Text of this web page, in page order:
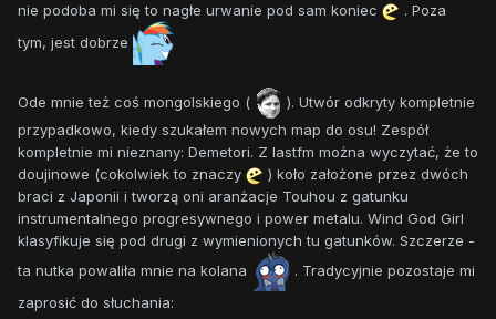
nie podoba mi się to nagłe urwanie pod sam koniec
. Poza
tym, jest dobrze
Ode mnie też coś mongolskiego (
). Utwór odkryty kompletnie
przypadkowo, kiedy szukałem nowych map do osu! Zespół
kompletnie mi nieznany: Demetori. Z lastfm można wyczytać, że to
doujinowe (cokolwiek to znaczy
) koło założone przez dwóch
braci z Japonii i tworzą oni aranżacje Touhou z gatunku
instrumentalnego progresywnego i power metalu. Wind God Girl
klasyfikuje się pod drugi z wymienionych tu gatunków. Szczerze -
ta nutka powaliła mnie na kolana
. Tradycyjnie pozostaje mi
zaprosić do słuchania: